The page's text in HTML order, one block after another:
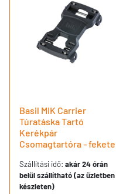
Basil MIK Carrier
Túratáska Tartó
Kerékpár
Csomagtartóra - fekete
Szállítási idő: akár 24 órán
belül szállítható (az üzletben
készleten)